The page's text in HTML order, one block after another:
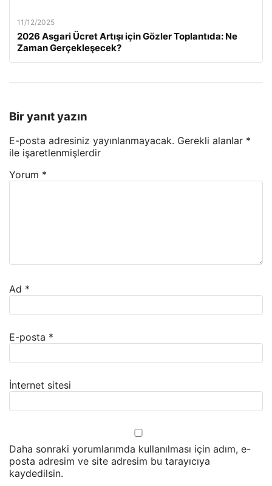
11/12/2025
2026 Asgari Ücret Artışı için Gözler Toplantıda: Ne
Zaman Gerçekleşecek?
Bir yanıt yazın
E-posta adresiniz yayınlanmayacak. Gerekli alanlar *
ile işaretlenmişlerdir
Yorum *
Ad *
E-posta *
İnternet sitesi
Daha sonraki yorumlarımda kullanılması için adım, e-
posta adresim ve site adresim bu tarayıcıya
kaydedilsin.